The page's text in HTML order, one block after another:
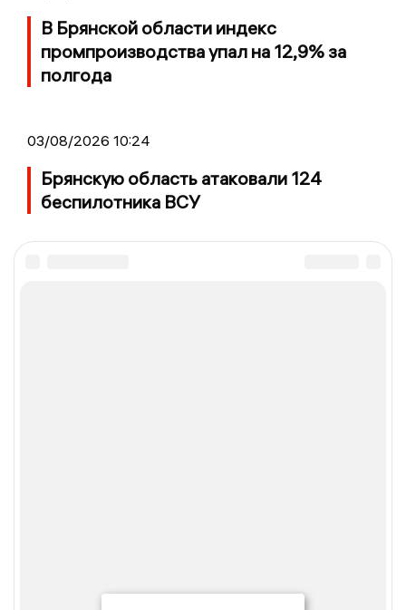
В Брянской области индекс
промпроизводства упал на 12,9% за
полгода
03/08/2026 10:24
Брянскую область атаковали 124
беспилотника ВСУ